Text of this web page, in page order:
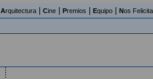
Arquitectura Cine Premios Equipo Nos